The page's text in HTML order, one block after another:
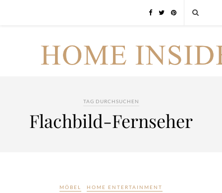
TAG DURCHSUCHEN
Flachbild-Fernseher
MÖBEL HOME ENTERTAINMENT